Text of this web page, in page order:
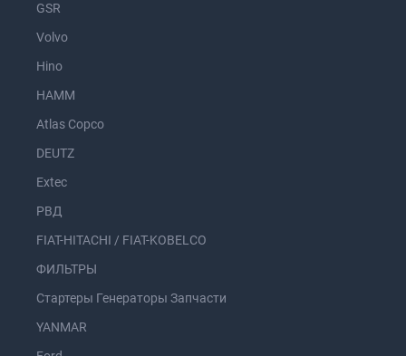
GSR
Volvo
Hino
HAMM
Atlas Copco
DEUTZ
Extec
РВД
FIAT-HITACHI / FIAT-KOBELCO
ФИЛЬТРЫ
Стартеры Генераторы Запчасти
YANMAR